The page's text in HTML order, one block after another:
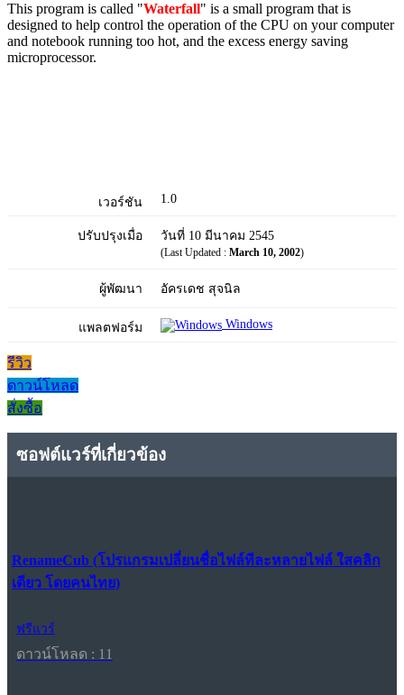
This program is called "Waterfall" is a small program that is
designed to help control the operation of the CPU on your computer
and notebook running too hot, and the excess energy saving
microprocessor.
เวอร์ชัน 1.0
ปรับปรุงเมื่อ วันที่ 10 มีนาคม 2545
(Last Updated : March 10, 2002)
ผู้พัฒนา อัครเดช สุจนิล
แพลตฟอร์ม Windows
รีวิว
ดาวน์โหลด
สั่งซื้อ
ซอฟต์แวร์ที่เกี่ยวข้อง
RenameCub (โปรแกรมเปลี่ยนชื่อไฟล์ทีละหลายไฟล์ ใสคลิก
เดียว โดยคนไทย)
ฟรีแวร์
ดาวน์โหลด : 11